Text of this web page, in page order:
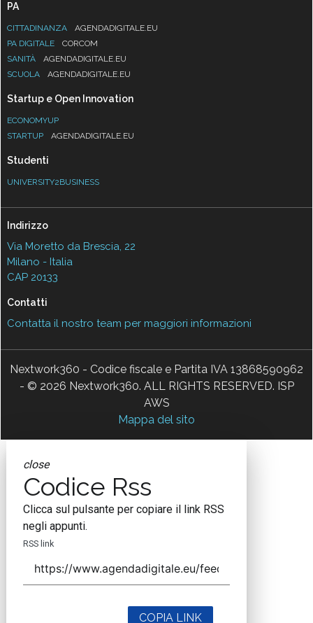
PA
CITTADINANZA
AGENDADIGITALE.EU
PA DIGITALE
CORCOM
SANITÀ
AGENDADIGITALE.EU
SCUOLA
AGENDADIGITALE.EU
Startup e Open Innovation
ECONOMYUP
STARTUP
AGENDADIGITALE.EU
Studenti
UNIVERSITY2BUSINESS
Indirizzo
Via Moretto da Brescia, 22
Milano - Italia
CAP 20133
Contatti
Contatta il nostro team per maggiori informazioni
Nextwork360 - Codice fiscale e Partita IVA 13868590962
- © 2026 Nextwork360. ALL RIGHTS RESERVED. ISP
AWS
Mappa del sito
close
Codice Rss
Clicca sul pulsante per copiare il link RSS
negli appunti.
RSS link
COPIA LINK